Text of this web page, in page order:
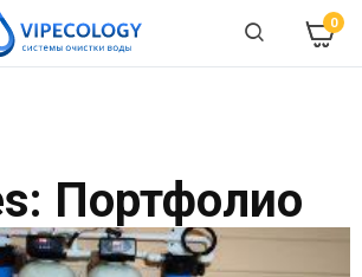
0
Портфолио